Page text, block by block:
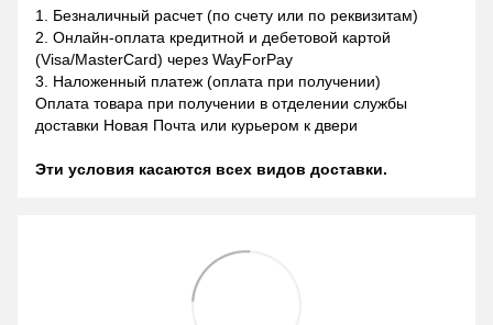
1. Безналичный расчет (по счету или по реквизитам)
2. Онлайн-оплата кредитной и дебетовой картой
(Visa/MasterCard) через WayForPay
3. Наложенный платеж (оплата при получении)
Оплата товара при получении в отделении службы
доставки Новая Почта или курьером к двери
Эти условия касаются всех видов доставки.